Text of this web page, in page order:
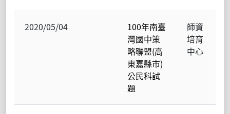
2020/05/04
100年南臺
灣國中策
略聯盟(高
東嘉縣市)
公民科試
題
師資
培育
中心